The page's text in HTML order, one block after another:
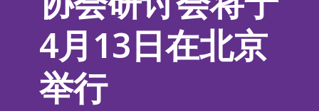
4月13日在北京
举行